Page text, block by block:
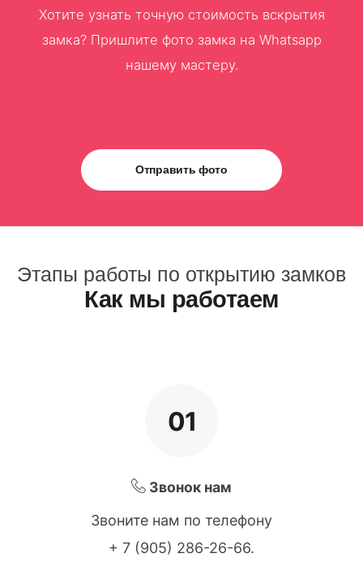
Хотите узнать точную стоимость вскрытия
замка? Пришлите фото замка на Whatsapp
нашему мастеру.
Отправить фото
Этапы работы по открытию замков
Как мы работаем
01
Звонок нам
Звоните нам по телефону
+ 7 (905) 286-26-66.